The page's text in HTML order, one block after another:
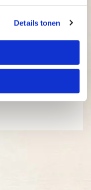
Details tonen